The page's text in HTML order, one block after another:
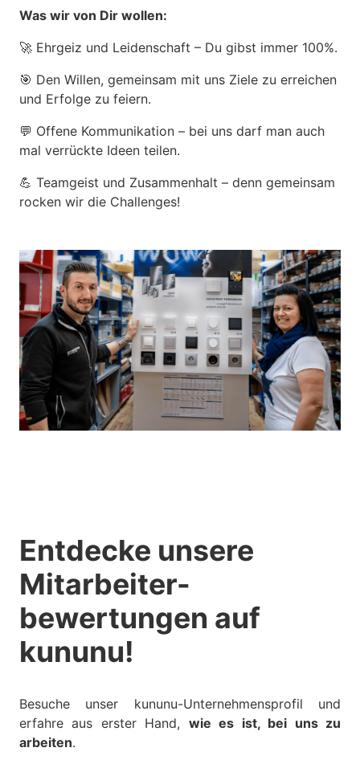
Was wir von Dir wollen:
🚀 Ehrgeiz und Leidenschaft – Du gibst immer 100%.
🎯 Den Willen, gemeinsam mit uns Ziele zu erreichen
und Erfolge zu feiern.
💬 Offene Kommunikation – bei uns darf man auch
mal verrückte Ideen teilen.
💪 Teamgeist und Zusammenhalt – denn gemeinsam
rocken wir die Challenges!
Entdecke unsere
Mitarbeiter-
bewertungen auf
kununu!
Besuche unser kununu-Unternehmensprofil und
erfahre aus erster Hand, wie es ist, bei uns zu
arbeiten.